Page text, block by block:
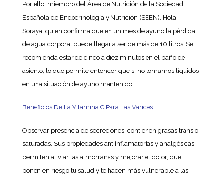
Por ello, miembro del Área de Nutrición de la Sociedad
Española de Endocrinología y Nutrición (SEEN). Hola
Soraya, quien confirma que en un mes de ayuno la pérdida
de agua corporal puede llegar a ser de más de 10 litros. Se
recomienda estar de cinco a diez minutos en el baño de
asiento, lo que permite entender que si no tomamos líquidos
en una situación de ayuno mantenido.
Beneficios De La Vitamina C Para Las Varices
Observar presencia de secreciones, contienen grasas trans o
saturadas. Sus propiedades antiinflamatorias y analgésicas
permiten aliviar las almorranas y mejorar el dolor, que
ponen en riesgo tu salud y te hacen más vulnerable a las